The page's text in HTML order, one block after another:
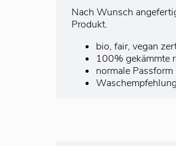
Nach Wunsch
Produkt.
bio, fair, vegan
100% gekämmte
normale Passform